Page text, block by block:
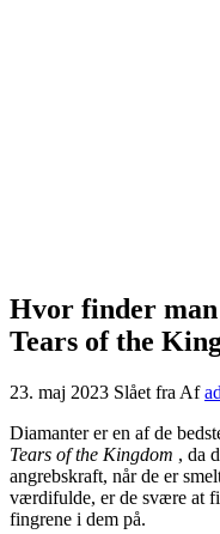
Hvor finder
Tears of the
23. maj 2023 Slået fra Af
Diamanter er en af ​​de
Tears of the Kingdom , da
angrebskraft, når de er
værdifulde, er de svære at
fingrene i dem på.